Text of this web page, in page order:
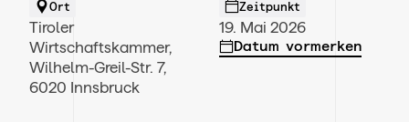
Ort
Tiroler
Wirtschaftskammer,
Wilhelm-Greil-Str. 7,
6020 Innsbruck
Zeitpunkt
19. Mai 2026
Datum vormerken